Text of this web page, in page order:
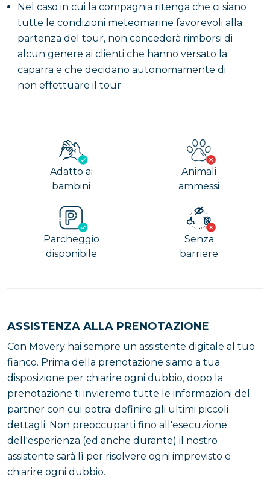
Nel caso in cui la compagnia ritenga che ci siano
tutte le condizioni meteomarine favorevoli alla
partenza del tour, non concederà rimborsi di
alcun genere ai clienti che hanno versato la
caparra e che decidano autonomamente di
non effettuare il tour
Adatto ai
bambini
Animali
ammessi
Parcheggio
disponibile
Senza
barriere
ASSISTENZA ALLA PRENOTAZIONE
Con Movery hai sempre un assistente digitale al tuo
fianco. Prima della prenotazione siamo a tua
disposizione per chiarire ogni dubbio, dopo la
prenotazione ti invieremo tutte le informazioni del
partner con cui potrai definire gli ultimi piccoli
dettagli. Non preoccuparti fino all'esecuzione
dell'esperienza (ed anche durante) il nostro
assistente sarà lì per risolvere ogni imprevisto e
chiarire ogni dubbio.